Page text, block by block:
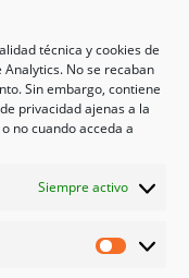
técnica y cookies de
No se recaban
Sin embargo, contiene
privacidad ajenas a la
no cuando acceda a
Siempre activo